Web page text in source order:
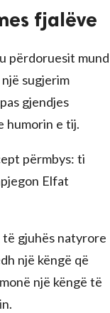
fjalëve
përdoruesit mund
sugjerim
gjendjes
humorin e tij.
përmbys: ti
Elfat
gjuhës natyrore
një këngë që
një këngë të